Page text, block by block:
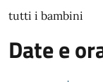
tutti i bambini
Date e